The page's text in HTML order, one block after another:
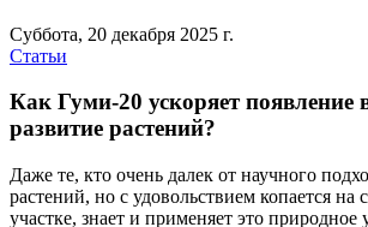
Суббота, 20 декабря 2025 г.
Статьи
Как Гуми-20 ускоряет появление
развитие растений?
Даже те, кто очень далек от научного
растений, но с удовольствием копается на
участке, знает и применяет это природное